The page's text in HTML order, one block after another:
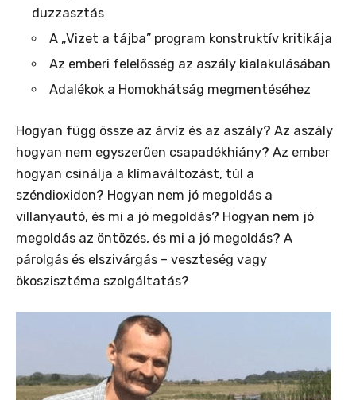
duzzasztás
A „Vizet a tájba” program konstruktív kritikája
Az emberi felelősség az aszály kialakulásában
Adalékok a Homokhátság megmentéséhez
Hogyan függ össze az árvíz és az aszály? Az aszály
hogyan nem egyszerűen csapadékhiány? Az ember
hogyan csinálja a klímaváltozást, túl a
széndioxidon? Hogyan nem jó megoldás a
villanyautó, és mi a jó megoldás? Hogyan nem jó
megoldás az öntözés, és mi a jó megoldás? A
párolgás és elszivárgás – veszteség vagy
ökoszisztéma szolgáltatás?